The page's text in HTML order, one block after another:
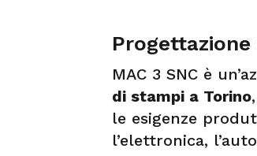
MAC 3 SNC è
di stampi a Torino
le esigenze
l’elettronica,